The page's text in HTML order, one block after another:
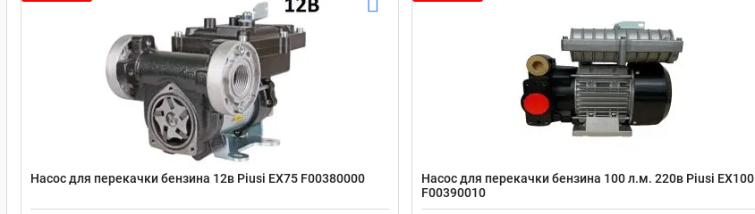
Насос для перекачки бензина 12в Piusi EX75 F00380000
Насос для перекачки бензина 100 л.м. 220в Piusi EX100
F00390010